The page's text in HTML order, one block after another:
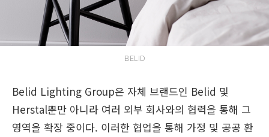
BELID
Belid Lighting Group은 자체 브랜드인 Belid 및
Herstal뿐만 아니라 여러 외부 회사와의 협력을 통해 그
영역을 확장 중이다. 이러한 협업을 통해 가정 및 공공 환